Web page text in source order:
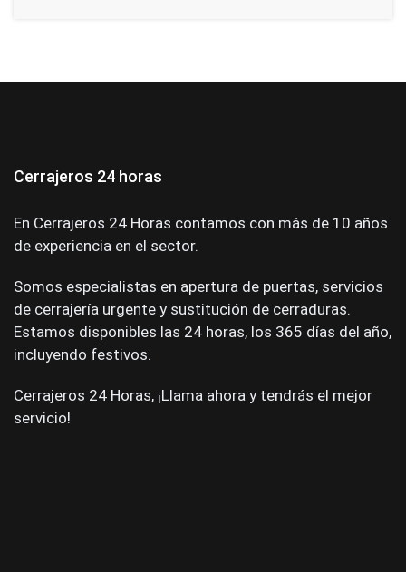
Cerrajeros 24 horas
En Cerrajeros 24 Horas contamos con más de 10 años
de experiencia en el sector.
Somos especialistas en apertura de puertas, servicios
de cerrajería urgente y sustitución de cerraduras.
Estamos disponibles las 24 horas, los 365 días del año,
incluyendo festivos.
Cerrajeros 24 Horas, ¡Llama ahora y tendrás el mejor
servicio!